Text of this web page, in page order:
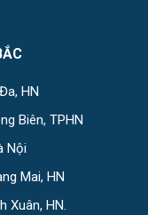
HN
Biên, TPHN
Nội
Mai, HN
Xuân, HN.